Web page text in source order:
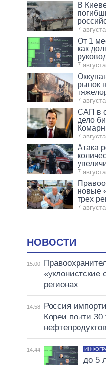
В
7
От 1
как
7
рынок
7
САП в
дело
7
Атака
7
новые
трех
7
НОВОСТИ
15:00
«уклонистские
регионах
14:58
Россия
Кореи почти 30
14:44
до 5